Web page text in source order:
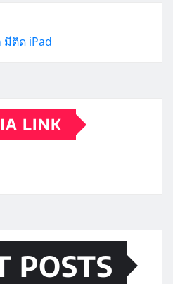
มีติด iPad
LINK
POSTS